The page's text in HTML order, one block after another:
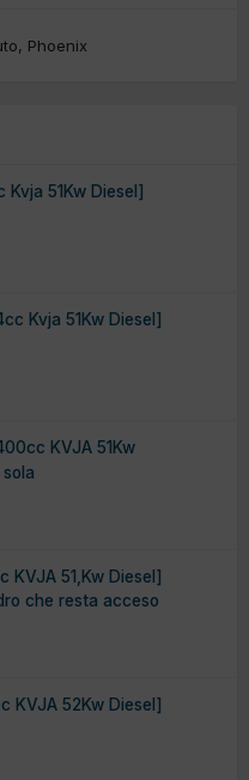
Phoenix
Kvja 51Kw Diesel]
Kvja 51Kw Diesel]
KVJA 51Kw
KVJA 51,Kw Diesel]
che resta acceso
KVJA 52Kw Diesel]